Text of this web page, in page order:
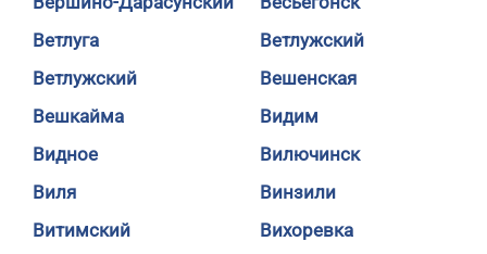
Ветлуга
Ветлужский
Ветлужский
Вешенская
Вешкайма
Видим
Видное
Вилючинск
Виля
Винзили
Витимский
Вихоревка